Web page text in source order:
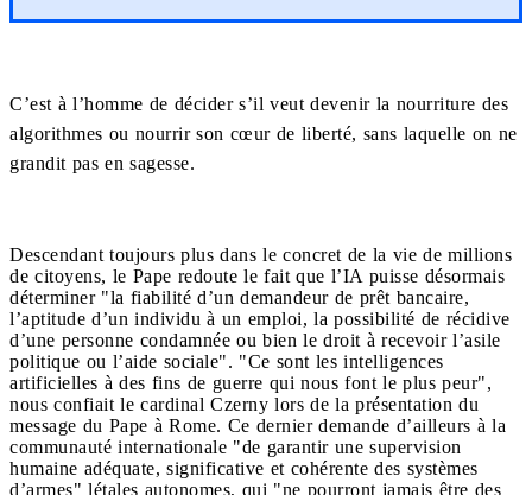
C’est à l’homme de décider s’il veut devenir la nourriture des
algorithmes ou nourrir son cœur de liberté, sans laquelle on ne
grandit pas en sagesse.
Descendant toujours plus dans le concret de la vie de millions
de citoyens, le Pape redoute le fait que l’IA puisse désormais
déterminer "la fiabilité d’un demandeur de prêt bancaire,
l’aptitude d’un individu à un emploi, la possibilité de récidive
d’une personne condamnée ou bien le droit à recevoir l’asile
politique ou l’aide sociale". "Ce sont les intelligences
artificielles à des fins de guerre qui nous font le plus peur",
nous confiait le cardinal Czerny lors de la présentation du
message du Pape à Rome. Ce dernier demande d’ailleurs à la
communauté internationale "de garantir une supervision
humaine adéquate, significative et cohérente des systèmes
d’armes" létales autonomes, qui "ne pourront jamais être des